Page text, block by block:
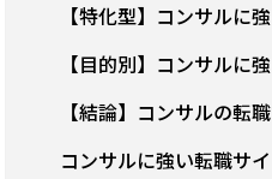
【特化型】コンサルに
【目的別】コンサルに
【結論】コンサルの転
コンサルに強い転職サ